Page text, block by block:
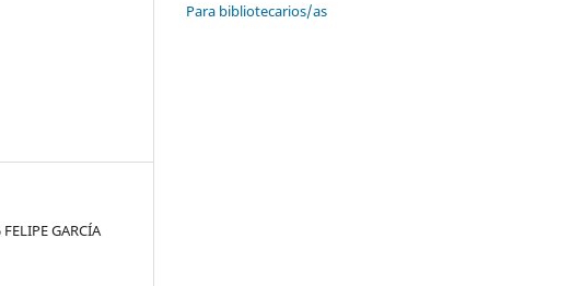
GARCÍA
Para bibliotecarios/as